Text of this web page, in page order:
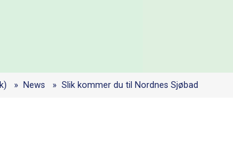
News Slik kommer du til Nordnes Sjøbad